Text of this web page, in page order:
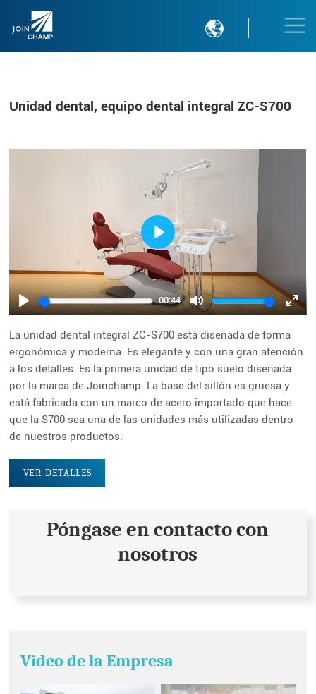

Unidad dental, equipo dental integral ZC-S700
Play
00:44
Mute
Enter
Play
La unidad dental integral ZC-S700 está diseñada de forma
ergonómica y moderna. Es elegante y con una gran atención
a los detalles. Es la primera unidad de tipo suelo diseñada
por la marca de Joinchamp. La base del sillón es gruesa y
está fabricada con un marco de acero importado que hace
que la S700 sea una de las unidades más utilizadas dentro
de nuestros productos.
VER DETALLES
Póngase en contacto con
nosotros
Video de la Empresa